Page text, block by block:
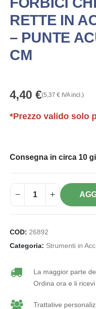
RETTE IN
– PUNTE
CM
4,40 €(5,37 € IVA incl.)
*Prezzo valido solo
Consegna in circa 10
COD: 26892
Categoria: Strumenti in
La maggior parte
Ordina ora e li
Trattative